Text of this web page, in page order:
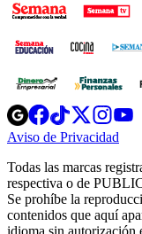
Opens
in
new
Opens
in
new
Opens
in
new
window
Opens
new
Aviso de Privacidad
new
Todas las marcas
respectiva o de
Se prohíbe la
contenidos que aquí
idioma sin autorización